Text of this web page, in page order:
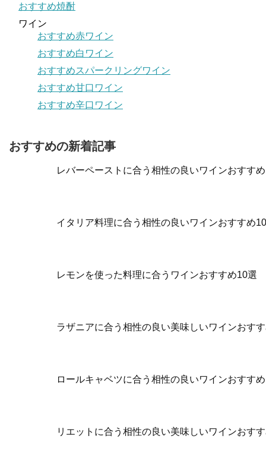
おすすめ焼酎
ワイン
おすすめ赤ワイン
おすすめ白ワイン
おすすめスパークリングワイン
おすすめ甘口ワイン
おすすめ辛口ワイン
おすすめの新着記事
レバーペーストに合う相性の良いワインおすす
イタリア料理に合う相性の良いワインおすすめ
レモンを使った料理に合うワインおすすめ10選
ラザニアに合う相性の良い美味しいワインおす
ロールキャベツに合う相性の良いワインおすす
リエットに合う相性の良い美味しいワインおす